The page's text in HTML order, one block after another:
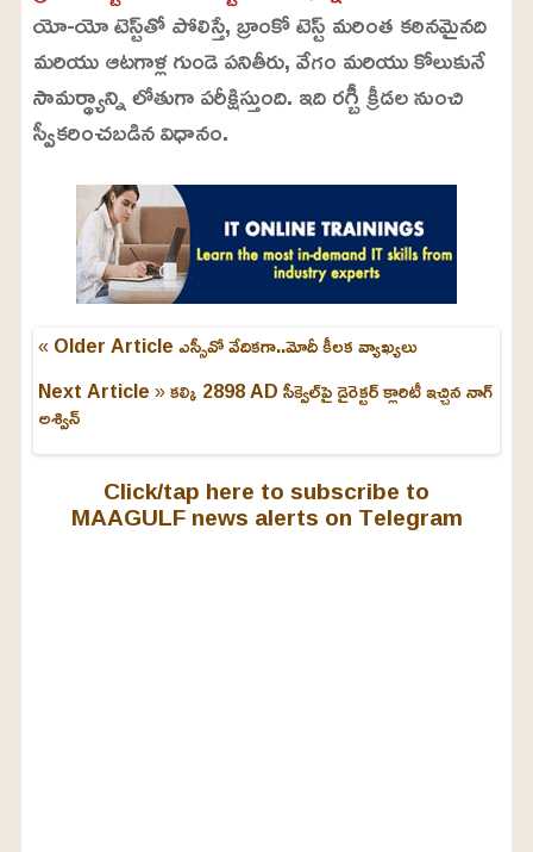
యో-యో టెస్ట్‌తో పోలిస్తే, బ్రాంకో టెస్ట్ మరింత కఠినమైనది
మరియు ఆటగాళ్ల గుండె పనితీరు, వేగం మరియు కోలుకునే
సామర్థ్యాన్ని లోతుగా పరీక్షిస్తుంది. ఇది రగ్బీ క్రీడల నుంచి
స్వీకరించబడిన విధానం.
« Older Articleఎస్సీవో వేదికగా..మోదీ కీలక వ్యాఖ్యలు
Next Article »కల్కి 2898 AD సీక్వెల్‌పై డైరెక్టర్ క్లారిటీ ఇచ్చిన నాగ్
అశ్విన్
Click/tap here to subscribe to
MAAGULF news alerts on Telegram